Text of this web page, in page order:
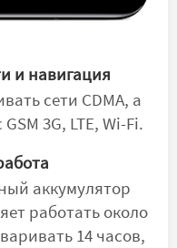
и навигация
сети CDMA, а
3G, LTE, Wi-Fi.
аккумулятор
работать около
14 часов,